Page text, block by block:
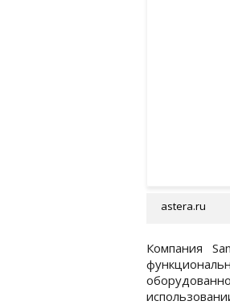
astera.ru
Компания